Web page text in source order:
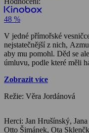
48 %
V jedné přímořské
nejstatečnější z nich,
aby mu pomohl. Děd se
úmluvu, podle které měli
vyhověl. Pomůže mu
poslouchat zákony moře a
Zobrazit více
Režie: Věra Jordánová
Herci: Jan Hrušínský, Jana Riháková-Dolanská, Ladislav Křiváček,
Otto Šimánek, Ota Sklenčka, Julie Jurištová, Hana Smrčková,